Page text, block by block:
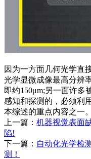
因为一方面几何光学直
光学显微成像最高分辨
即约150μm;另一面许多
感知和探测的，必须利
本综述的重点内容之一。
上一篇： 机器视觉表面
陷!
下一篇： 自动化光学检
测！